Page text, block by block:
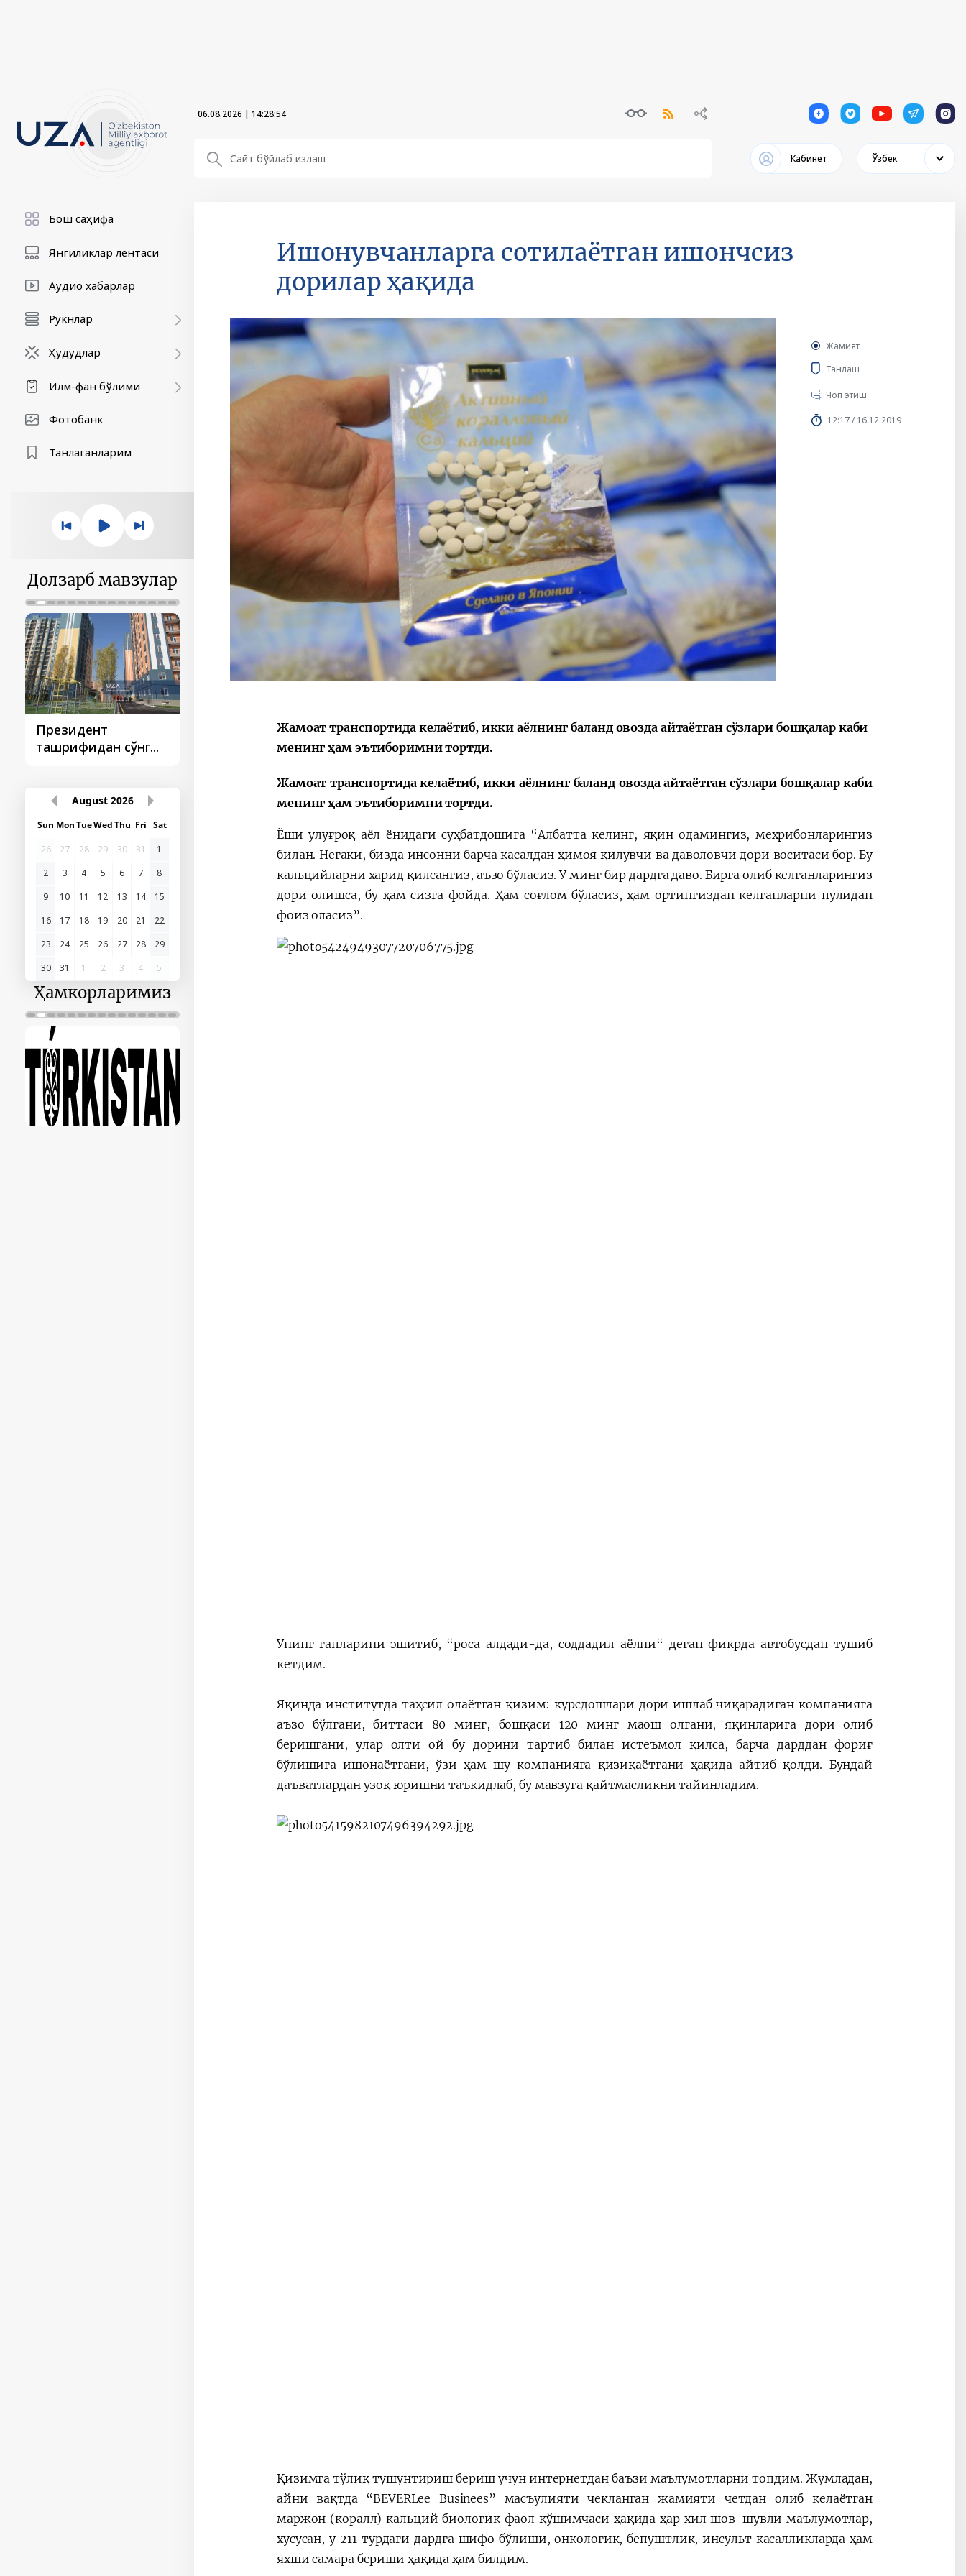
06.08.2026 | 14:28:55 1 1 1 1 1
Кабинет Ўзбек
Бош саҳифа
Янгиликлар лентаси
Аудио хабарлар
Рукнлар
Ҳудудлар
Илм-фан бўлими
Фотобанк
Танлаганларим
Долзарб мавзулар
Президент
ташрифидан сўнг...
ташрифлари
Қарор ва ижро
“Ўзбекистон – 2030”
Президент Шавкат
ўтказилган
August 2026
Sun MonTueWedThu Fri Sat
26
27 28 29 30 31
1
2
3 4 5 6 7
8
9
10 11 12 13 14
15
16
17 18 19 20 21
22
23
24 25 26 27 28
29
30
31 1 2 3 4 5
Ҳамкорларимиз
Ишонувчанларга сотилаётган ишончсиз
дорилар ҳақида
Жамият
Танлаш
Чоп этиш
12:17 / 16.12.2019
Жамоат транспортида келаётиб, икки аёлнинг баланд овозда айтаётган сўзлари бошқалар каби
менинг ҳам эътиборимни тортди.
Жамоат транспортида келаётиб, икки аёлнинг баланд овозда айтаётган сўзлари бошқалар каби
менинг ҳам эътиборимни тортди.
Ёши улуғроқ аёл ёнидаги суҳбатдошига “Албатта келинг, яқин одамингиз, меҳрибонларингиз
билан. Негаки, бизда инсонни барча касалдан ҳимоя қилувчи ва даволовчи дори воситаси бор. Бу
кальцийларни харид қилсангиз, аъзо бўласиз. У минг бир дардга даво. Бирга олиб келганларингиз
дори олишса, бу ҳам сизга фойда. Ҳам соғлом бўласиз, ҳам ортингиздан келганларни пулидан
фоиз оласиз”.
Унинг гапларини эшитиб, “роса алдади-да, соддадил аёлни“ деган фикрда автобусдан тушиб
кетдим.
Яқинда институтда таҳсил олаётган қизим: курсдошлари дори ишлаб чиқарадиган компанияга
аъзо бўлгани, биттаси 80 минг, бошқаси 120 минг маош олгани, яқинларига дори олиб
беришгани, улар олти ой бу дорини тартиб билан истеъмол қилса, барча дарддан фориғ
бўлишига ишонаётгани, ўзи ҳам шу компанияга қизиқаётгани ҳақида айтиб қолди. Бундай
даъватлардан узоқ юришни таъкидлаб, бу мавзуга қайтмасликни тайинладим.
Қизимга тўлиқ тушунтириш бериш учун интернетдан баъзи маълумотларни топдим. Жумладан,
айни вақтда “BEVERLee Businees” масъулияти чекланган жамияти четдан олиб келаётган
маржон (коралл) кальций биологик фаол қўшимчаси ҳақида ҳар хил шов-шувли маълумотлар,
хусусан, у 211 турдаги дардга шифо бўлиши, онкологик, бепуштлик, инсульт касалликларда ҳам
яхши самара бериши ҳақида ҳам билдим.